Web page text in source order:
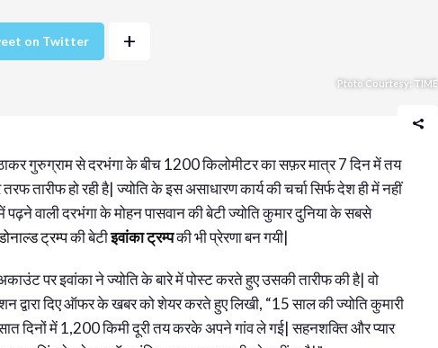
on Twitter +
Ptoto Courtesy: TIME
गुरुग्राम से दरभंगा के बीच 1200 किलोमीटर का सफ़र मात्र 7 दिन में तय
तारीफ हो रही है| ज्योति के इस असाधारण कार्य की चर्चा सिर्फ देश ही में नहीं
पढ़ने वाली दरभंगा के मोहन पासवान की बेटी ज्योति कुमार दुनिया के सबसे
ट्रम्पकी बेटीइवांका ट्रम्पकी भी प्रेरणा बन गयी|
पर इवांका ने ज्योति के बारे में पोस्ट करते हुए उसकी तारीफ की है| वो
द्वारा दिए ऑफर के खबर को शेयर करते हुए लिखी, “15 साल की ज्योति कुमारी
दिनों में 1,200 किमी दूरी तय करके अपने गांव ले गई| सहनशक्ति और प्यार